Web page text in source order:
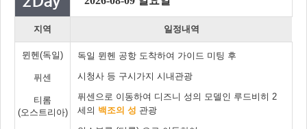
지역 일정내역
뮌헨(독일)
퓌센
티롬
(오스트리아)
독일 뮌헨 공항 도착하여 가이드 미팅 후
시청사 등 구시가지 시내관광
퓌센으로 이동하여 디즈니 성의 모델인 루드비히 2
세의 백조의 성 관광